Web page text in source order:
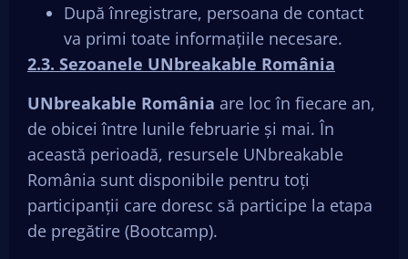
După înregistrare, persoana de contact
va primi toate informațiile necesare.
2.3. Sezoanele UNbreakable România
UNbreakable România are loc în fiecare an,
de obicei între lunile februarie și mai. În
această perioadă, resursele UNbreakable
România sunt disponibile pentru toți
participanții care doresc să participe la etapa
de pregătire (Bootcamp).